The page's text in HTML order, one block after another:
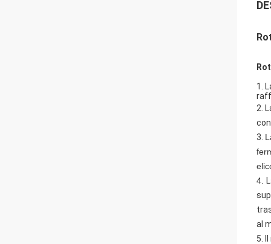
1.
2.
3.
4.
al
5.